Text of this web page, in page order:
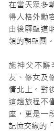
在當天眾多
得人格外動
由後驛聖道
領的朝聖團。
施神父不辭
友、修女及
情北上。對
這趟旅程不
座，更是一
記憶交織的